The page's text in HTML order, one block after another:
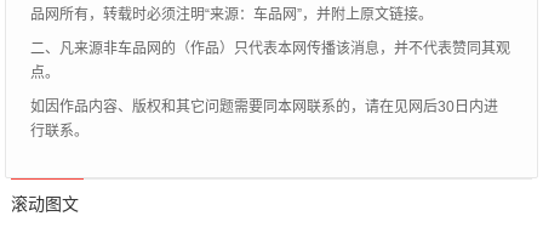
品网所有，转载时必须注明“来源：车品网”，并附上原文链接。
二、凡来源非车品网的（作品）只代表本网传播该消息，并不代表赞同其观
点。
如因作品内容、版权和其它问题需要同本网联系的，请在见网后30日内进
行联系。
滚动图文